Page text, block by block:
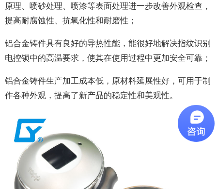
原理、喷砂处理、喷漆等表面处理进一步改善外观检查，
提高耐腐蚀性、抗氧化性和耐磨性；
铝合金铸件具有良好的导热性能，能很好地解决指纹识别
电控锁中的高温要求，使其在使用过程中更加安全可靠；
铝合金铸件生产加工成本低，原材料延展性好，可用于制
作各种外观，提高了新产品的稳定性和美观性。